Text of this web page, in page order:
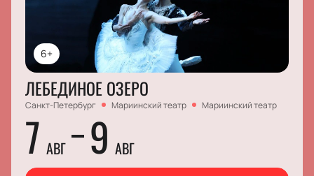
6+
ЛЕБЕДИНОЕ ОЗЕРО
Санкт-Петербург Мариинский театр Мариинский театр
7 АВГ 9 АВГ